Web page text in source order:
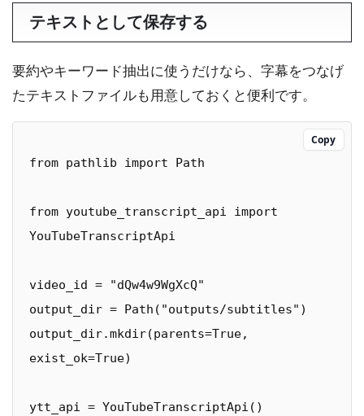
テキストとして保存する
要約やキーワード抽出に使うだけなら、字幕をつなげ
たテキストファイルも用意しておくと便利です。
from pathlib import Path
from youtube_transcript_api import
YouTubeTranscriptApi
video_id = "dQw4w9WgXcQ"
output_dir = Path("outputs/subtitles")
output_dir.mkdir(parents=True,
exist_ok=True)
ytt_api = YouTubeTranscriptApi()
Copy